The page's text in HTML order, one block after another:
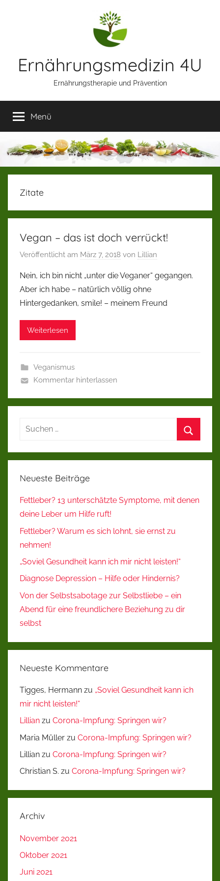
Ernährungsmedizin 4U
Ernährungstherapie und Prävention
Menü
Zitate
Vegan – das ist doch verrückt!
Veröffentlicht am März 7, 2018 von Lillian
Nein, ich bin nicht „unter die Veganer“ gegangen.
Aber ich habe – natürlich völlig ohne
Hintergedanken, smile! – meinem Freund
Weiterlesen
Veganismus
Kommentar hinterlassen
Suchen
Neueste Beiträge
Fettleber? 13 unterschätzte Symptome, mit denen
deine Leber um Hilfe ruft!
Fettleber? Warum es sich lohnt, sie ernst zu
nehmen!
„Soviel Gesundheit kann ich mir nicht leisten!“
Diagnose Depression – Hilfe oder Hindernis?
Von der Selbstsabotage zur Selbstliebe – ein
Abend für eine freundlichere Beziehung zu dir
selbst
Neueste Kommentare
Tigges, Hermann zu „Soviel Gesundheit kann ich
mir nicht leisten!“
Lillian zu Corona-Impfung: Springen wir?
Maria Müller zu Corona-Impfung: Springen wir?
Lillian zu Corona-Impfung: Springen wir?
Christian S. zu Corona-Impfung: Springen wir?
Archiv
November 2021
Oktober 2021
Juni 2021